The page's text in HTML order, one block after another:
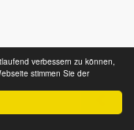
verbessern zu können,
stimmen Sie der